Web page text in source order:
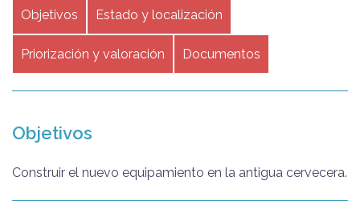
Objetivos Estado y localización
Priorización y valoración Documentos
Objetivos
Construir el nuevo equipamiento en la antigua cervecera.